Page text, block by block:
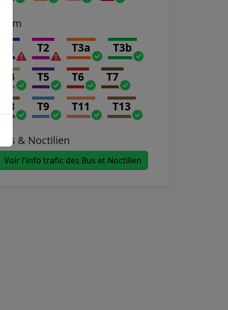
T1 T2 T3a T3b
T4 T5 T6 T7
T8 T9 T11 T13
& Noctilien
Voir l'info trafic des Bus et Noctilien